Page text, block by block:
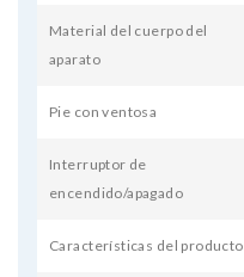
Material del cuerpo del
aparato
Pie con ventosa
Interruptor de
encendido/apagado
Características del producto